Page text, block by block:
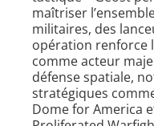
maîtriser
militaires, des
opération renforce
comme acteur
défense spatiale,
stratégiques
Dome for America